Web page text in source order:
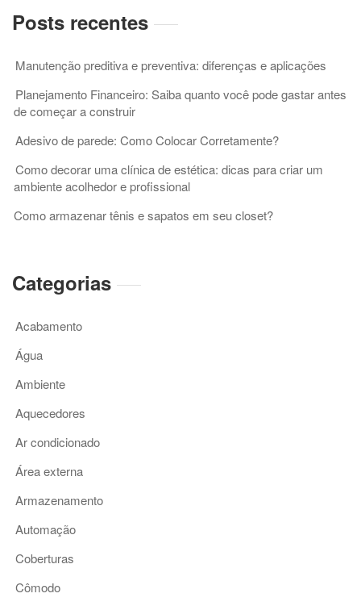
Posts recentes
Manutenção preditiva e preventiva: diferenças e aplicações
Planejamento Financeiro: Saiba quanto você pode gastar antes
de começar a construir
Adesivo de parede: Como Colocar Corretamente?
Como decorar uma clínica de estética: dicas para criar um
ambiente acolhedor e profissional
Como armazenar tênis e sapatos em seu closet?
Categorias
Acabamento
Água
Ambiente
Aquecedores
Ar condicionado
Área externa
Armazenamento
Automação
Coberturas
Cômodo